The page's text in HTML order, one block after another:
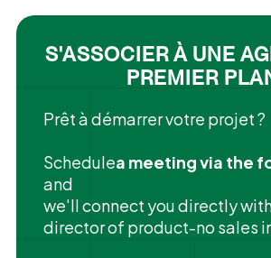
S'ASSOCIER À UNE
PREMIER
Prêt à démarrer votre projet ?
‍Schedulea meeting via the
and
we'll connect you directly
director of product-no sales